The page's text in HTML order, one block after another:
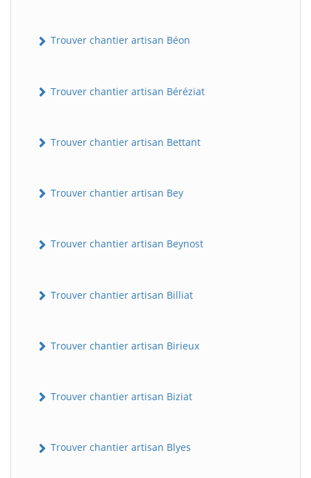
Trouver chantier artisan Béon
Trouver chantier artisan Béréziat
Trouver chantier artisan Bettant
Trouver chantier artisan Bey
Trouver chantier artisan Beynost
Trouver chantier artisan Billiat
Trouver chantier artisan Birieux
Trouver chantier artisan Biziat
Trouver chantier artisan Blyes